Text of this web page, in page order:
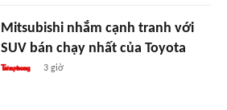
Mitsubishi nhắm cạnh tranh với
SUV bán chạy nhất của Toyota
3 giờ